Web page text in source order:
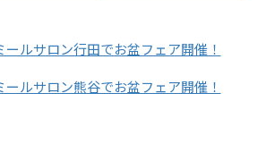
ルサロン行田でお盆フェア開催！
ルサロン熊谷でお盆フェア開催！